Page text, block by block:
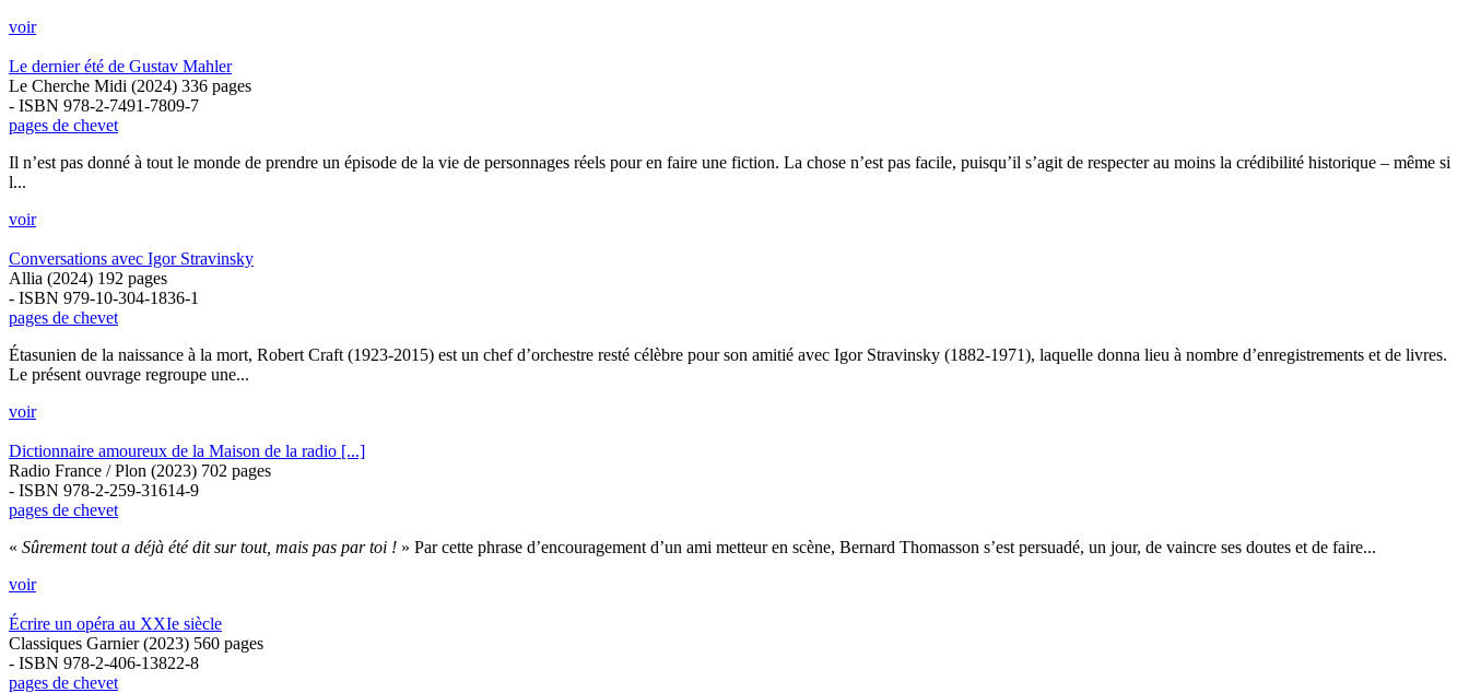
voir
Le dernier été de Gustav Mahler
Le Cherche Midi (2024) 336 pages
- ISBN 978-2-7491-7809-7
pages de chevet
Il n’est pas donné à tout le monde de prendre un épisode de la vie de personnages réels pour en faire une fiction. La chose n’est pas facile, puisqu’il s’agit de respecter au moins la crédibilité historique – même si
l...
voir
Conversations avec Igor Stravinsky
Allia (2024) 192 pages
- ISBN 979-10-304-1836-1
pages de chevet
Étasunien de la naissance à la mort, Robert Craft (1923-2015) est un chef d’orchestre resté célèbre pour son amitié avec Igor Stravinsky (1882-1971), laquelle donna lieu à nombre d’enregistrements et de livres.
Le présent ouvrage regroupe une...
voir
Dictionnaire amoureux de la Maison de la radio [...]
Radio France / Plon (2023) 702 pages
- ISBN 978-2-259-31614-9
pages de chevet
« Sûrement tout a déjà été dit sur tout, mais pas par toi ! » Par cette phrase d’encouragement d’un ami metteur en scène, Bernard Thomasson s’est persuadé, un jour, de vaincre ses doutes et de faire...
voir
Écrire un opéra au XXIe siècle
Classiques Garnier (2023) 560 pages
- ISBN 978-2-406-13822-8
pages de chevet